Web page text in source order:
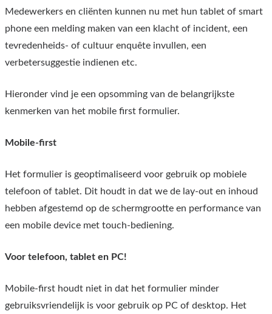
Medewerkers en cliënten kunnen nu met hun tablet of smart
phone een melding maken van een klacht of incident, een
tevredenheids- of cultuur enquête invullen, een
verbetersuggestie indienen etc.
Hieronder vind je een opsomming van de belangrijkste
kenmerken van het mobile first formulier.
Mobile-first
Het formulier is geoptimaliseerd voor gebruik op mobiele
telefoon of tablet. Dit houdt in dat we de lay-out en inhoud
hebben afgestemd op de schermgrootte en performance van
een mobile device met touch-bediening.
Voor telefoon, tablet en PC!
Mobile-first houdt niet in dat het formulier minder
gebruiksvriendelijk is voor gebruik op PC of desktop. Het